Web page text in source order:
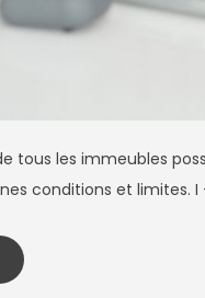
les immeubles
et limites. I – LA